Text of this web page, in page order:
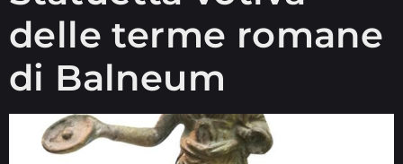
delle terme romane
di Balneum